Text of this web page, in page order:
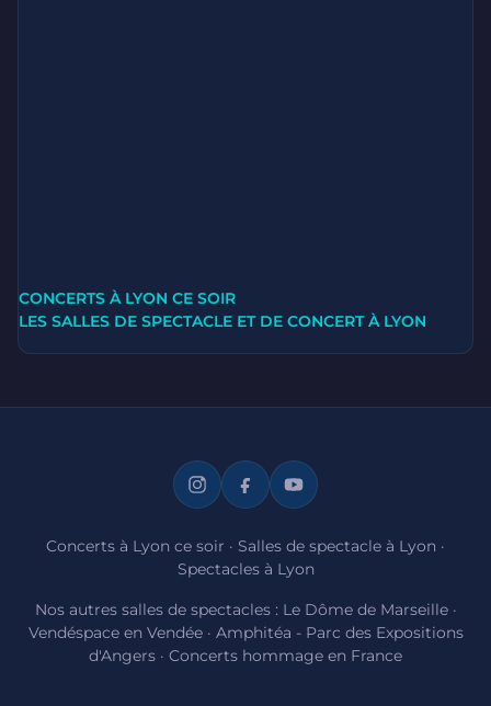
CONCERTS À LYON CE SOIR
LES SALLES DE SPECTACLE ET DE CONCERT À LYON
Concerts à Lyon ce soir · Salles de spectacle à Lyon ·
Spectacles à Lyon
Nos autres salles de spectacles : Le Dôme de Marseille·
Vendéspace en Vendée· Amphitéa - Parc des Expositions
d'Angers · Concerts hommage en France